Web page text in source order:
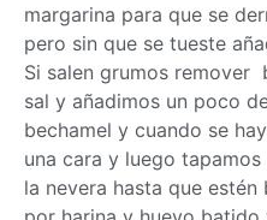
margarina para que se
pero sin que se tueste
Si salen grumos
sal y añadimos un poco
bechamel y cuando se
una cara y luego
la nevera hasta que